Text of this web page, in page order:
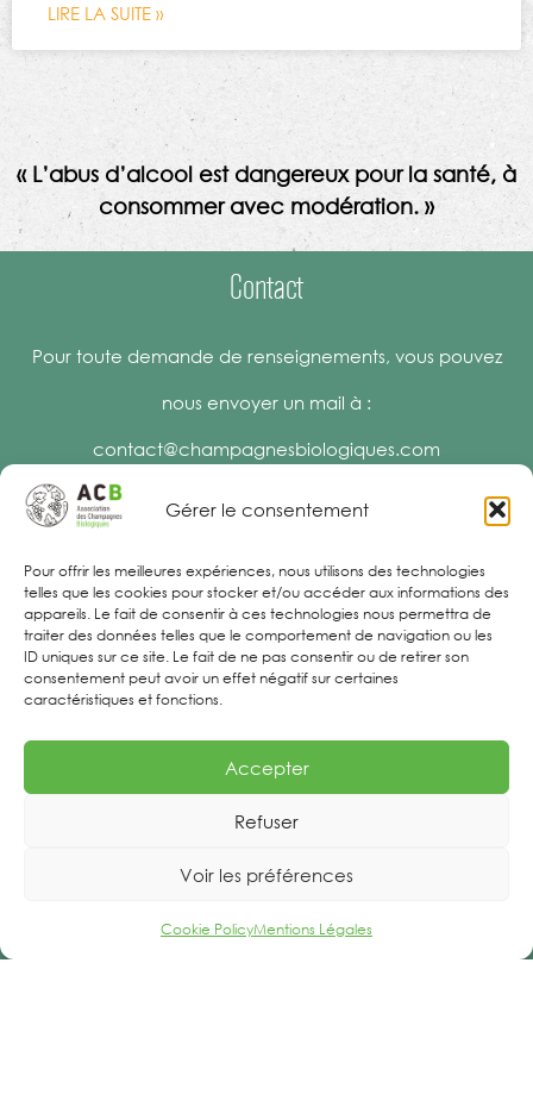
Gérer le consentement
Pour offrir les meilleures expériences, nous utilisons des technologies
telles que les cookies pour stocker et/ou accéder aux informations des
appareils. Le fait de consentir à ces technologies nous permettra de
traiter des données telles que le comportement de navigation ou les
ID uniques sur ce site. Le fait de ne pas consentir ou de retirer son
consentement peut avoir un effet négatif sur certaines
caractéristiques et fonctions.
Accepter
Refuser
Voir les préférences
Cookie PolicyMentions Légales
LIRE LA SUITE »
« L’abus d’alcool est dangereux pour la santé, à
consommer avec modération. »
Contact
Pour toute demande de renseignements, vous pouvez
nous envoyer un mail à :
contact@champagnesbiologiques.com
Boîte à outils techniques
et réglementaires
Espace Presse–Offres d’emploi
Mentions Légales